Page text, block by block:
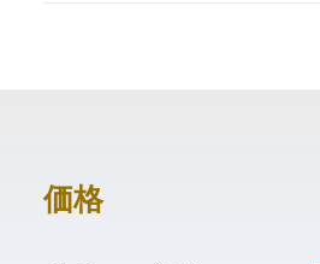
価格